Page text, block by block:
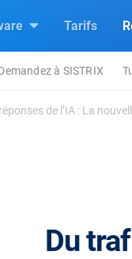
Tarifs
à SISTRIX
de l’IA : La
Du